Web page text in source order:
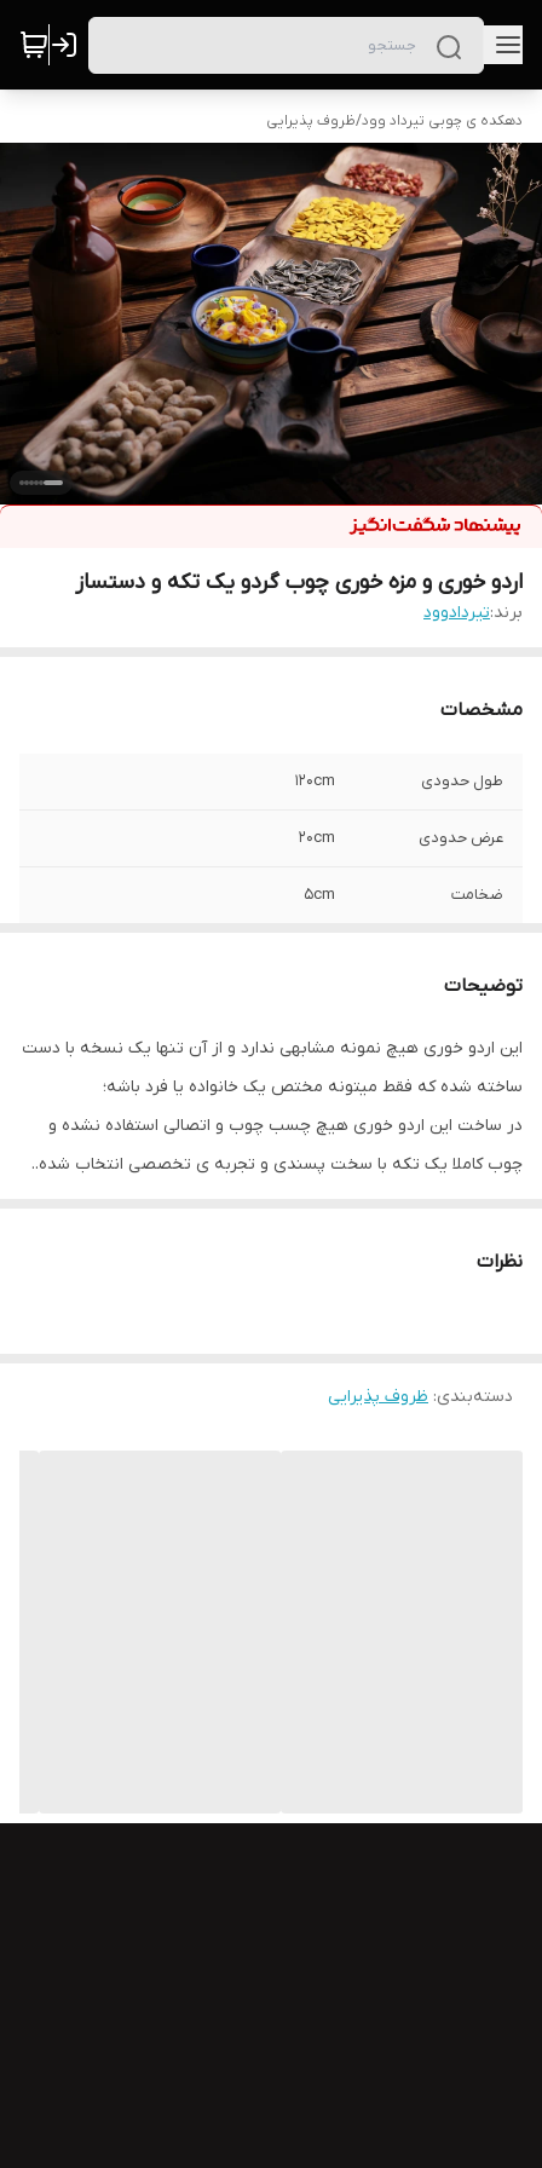
دهکده ی چوبی تیرداد وود/ظروف پذیرایی
اردو خوری و مزه خوری چوب گردو یک تکه و دستساز
برند:تیردادوود
مشخصات
طول حدودی 120cm
عرض حدودی 20cm
ضخامت 5cm
توضیحات
این اردو خوری هیچ نمونه مشابهی ندارد و از آن تنها یک نسخه با دست
ساخته شده که فقط میتونه مختص یک خانواده یا فرد باشه؛
در ساخت این اردو خوری هیچ چسب چوب و اتصالی استفاده نشده و
چوب کاملا یک تکه با سخت پسندی و تجربه ی تخصصی انتخاب شده..
نظرات
دسته‌بندی: ظروف پذیرایی